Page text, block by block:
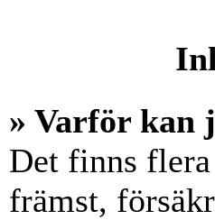
» Varför kan
Det finns
främst,